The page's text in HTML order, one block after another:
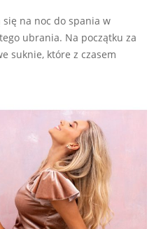
na noc do spania w
ubrania. Na początku za
suknie, które z czasem